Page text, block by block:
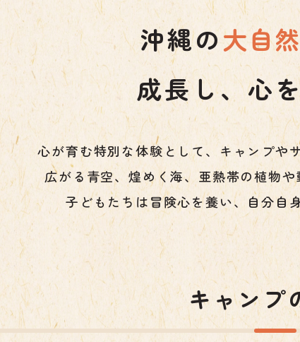
沖縄の大自然
成長し、心
心が育む特別な体験として、キャンプや
広がる青空、煌めく海、 亜熱帯の植物
子どもたちは冒険心を養い、 自分自
キャンプ